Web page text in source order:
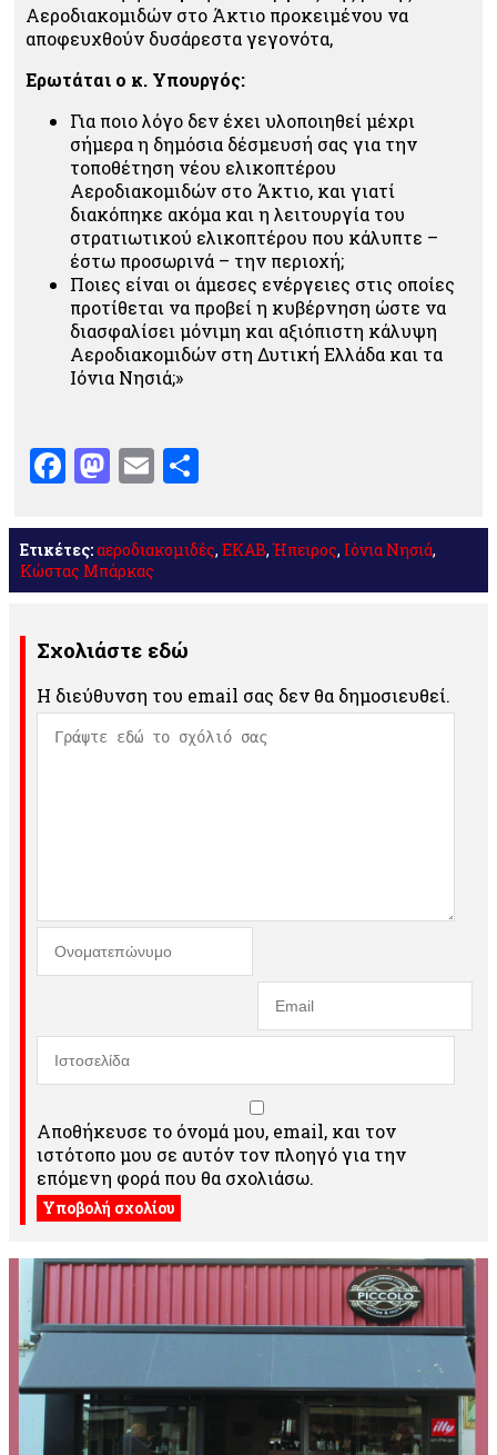
Αεροδιακομιδών στο Άκτιο προκειμένου να
αποφευχθούν δυσάρεστα γεγονότα,
Ερωτάται ο κ. Υπουργός:
Για ποιο λόγο δεν έχει υλοποιηθεί μέχρι
σήμερα η δημόσια δέσμευσή σας για την
τοποθέτηση νέου ελικοπτέρου
Αεροδιακομιδών στο Άκτιο, και γιατί
διακόπηκε ακόμα και η λειτουργία του
στρατιωτικού ελικοπτέρου που κάλυπτε –
έστω προσωρινά – την περιοχή;
Ποιες είναι οι άμεσες ενέργειες στις οποίες
προτίθεται να προβεί η κυβέρνηση ώστε να
διασφαλίσει μόνιμη και αξιόπιστη κάλυψη
Αεροδιακομιδών στη Δυτική Ελλάδα και τα
Ιόνια Νησιά;»
Facebook
Mastodon
Email
Ετικέτες:αεροδιακομιδές, ΕΚΑΒ, Ήπειρος, Ιόνια Νησιά,
Κώστας Μπάρκας
Σχολιάστε εδώ
Η διεύθυνση του email σας δεν θα δημοσιευθεί.
Αποθήκευσε το όνομά μου, email, και τον
ιστότοπο μου σε αυτόν τον πλοηγό για την
επόμενη φορά που θα σχολιάσω.